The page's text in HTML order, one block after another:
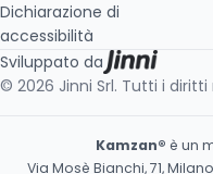
Dichiarazione di
accessibilità
Sviluppato da
© 2026 Jinni Srl. Tutti i diritti
Kamzan® è un
Via Mosè Bianchi, 71,